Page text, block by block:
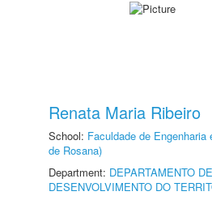
Renata Maria Ribeiro
School: Faculdade de Engenharia
de Rosana)
Department: DEPARTAMENTO
DESENVOLVIMENTO DO